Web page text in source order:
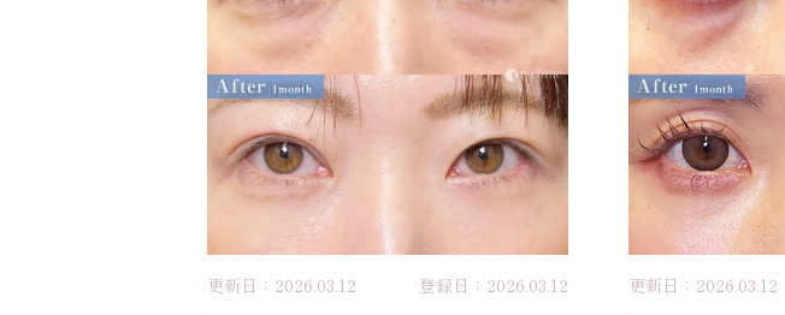
更新日：2026.03.12 登録日：2026.03.12 更新日：2026.03.12